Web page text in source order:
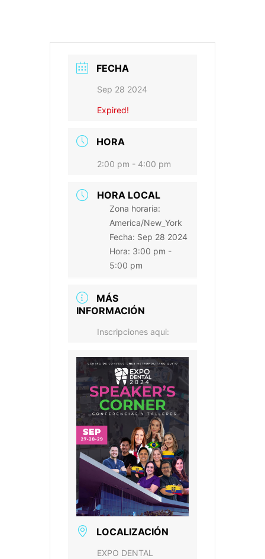
FECHA
Sep 28 2024
Expired!
HORA
2:00 pm - 4:00 pm
HORA LOCAL
Zona horaria:
America/New_York
Fecha: Sep 28 2024
Hora: 3:00 pm -
5:00 pm
MÁS
INFORMACIÓN
Inscripciones aqui:
LOCALIZACIÓN
EXPO DENTAL